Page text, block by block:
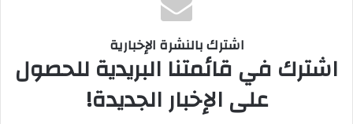
اشترك بالنشرة الإخبارية
اشترك في قائمتنا البريدية للحصول
على الإخبار الجديدة!